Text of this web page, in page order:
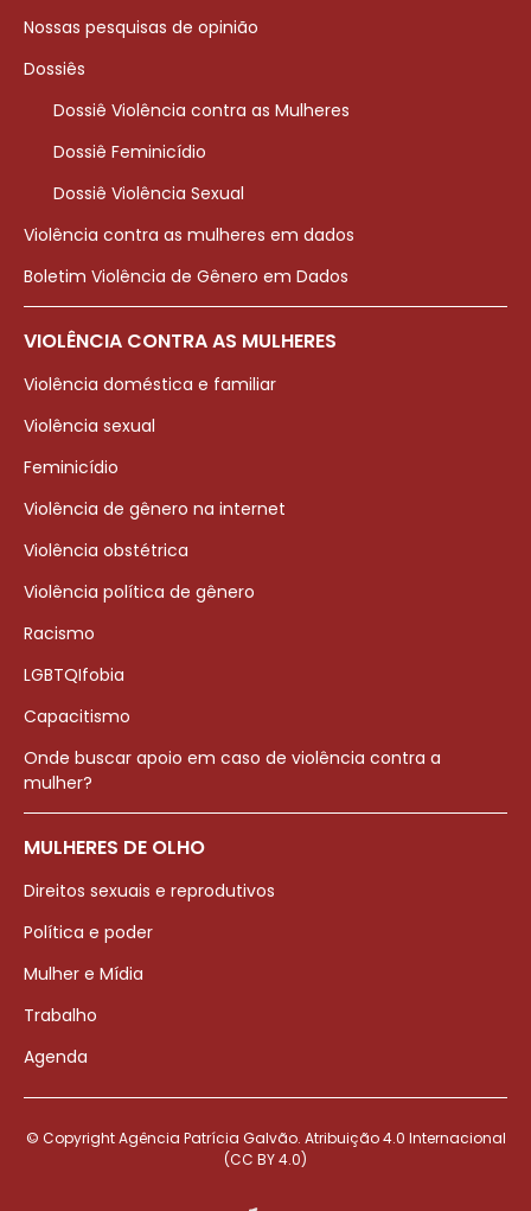
Nossas pesquisas de opinião
Dossiês
Dossiê Violência contra as Mulheres
Dossiê Feminicídio
Dossiê Violência Sexual
Violência contra as mulheres em dados
Boletim Violência de Gênero em Dados
VIOLÊNCIA CONTRA AS MULHERES
Violência doméstica e familiar
Violência sexual
Feminicídio
Violência de gênero na internet
Violência obstétrica
Violência política de gênero
Racismo
LGBTQIfobia
Capacitismo
Onde buscar apoio em caso de violência contra a
mulher?
MULHERES DE OLHO
Direitos sexuais e reprodutivos
Política e poder
Mulher e Mídia
Trabalho
Agenda
© Copyright Agência Patrícia Galvão. Atribuição 4.0 Internacional
(CC BY 4.0)